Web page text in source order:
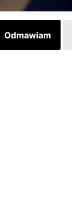
Odmawiam